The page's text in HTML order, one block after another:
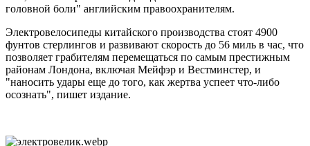
головной боли" английским правоохранителям.
Электровелосипеды китайского производства стоят 4900
фунтов стерлингов и развивают скорость до 56 миль в час, что
позволяет грабителям перемещаться по самым престижным
районам Лондона, включая Мейфэр и Вестминстер, и
"наносить удары еще до того, как жертва успеет что-либо
осознать", пишет издание.